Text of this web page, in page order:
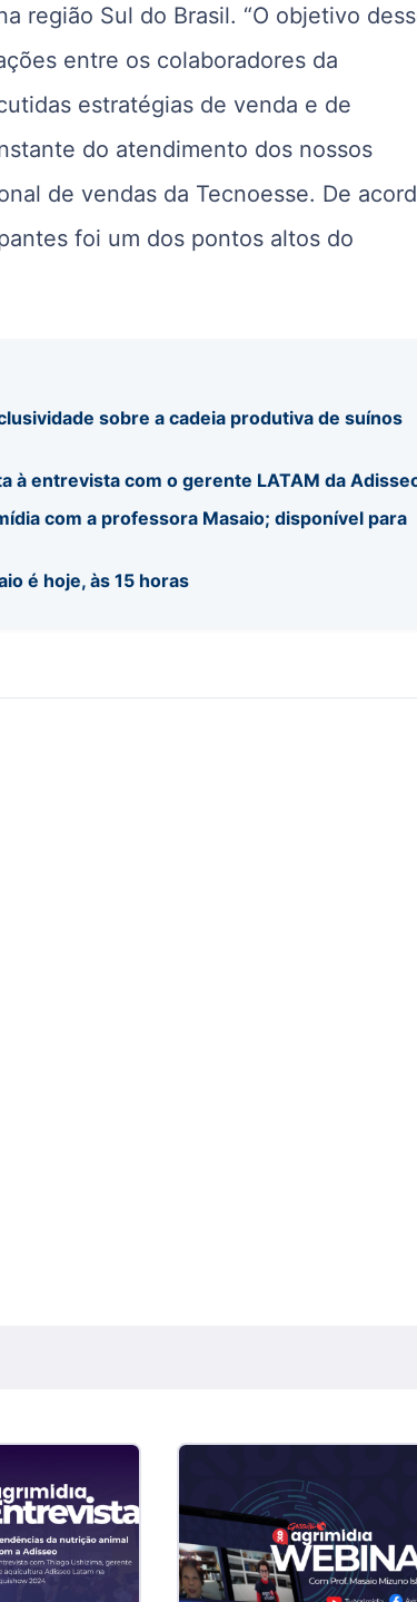
região Sul do Brasil. “O objetivo
entre os colaboradores da
estratégias de venda e de
do atendimento dos nossos
de vendas da Tecnoesse. De
foi um dos pontos altos do
sobre a cadeia produtiva de suínos
à entrevista com o gerente LATAM da
com a professora Masaio; disponível para
é hoje, às 15 horas